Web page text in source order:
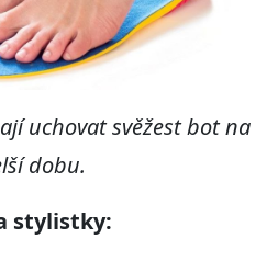
uchovat svěžest bot na
dobu.
stylistky: